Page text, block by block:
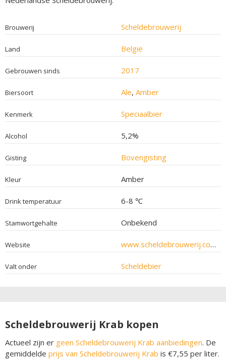
Brouwerij Scheldebrouwerij
Land België
Gebrouwen sinds 2017
Biersoort Ale, Amber
Kenmerk Speciaalbier
Alcohol 5,2%
Gisting Bovengisting
Kleur Amber
Drink temperatuur 6-8 ℃
Stamwortgehalte Onbekend
Website www.scheldebrouwerij.com
Valt onder Scheldebier
Scheldebrouwerij Krab kopen
Actueel zijn er geen Scheldebrouwerij Krab aanbiedingen. De
gemiddelde prijs van Scheldebrouwerij Krab is €7,55 per liter.